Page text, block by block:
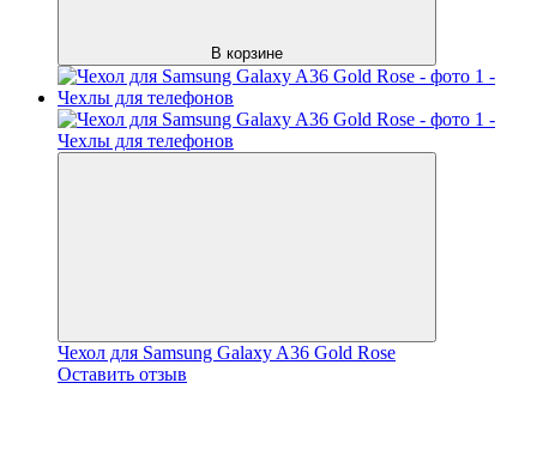
В корзине
Чехол для Samsung Galaxy A36 Gold Rose
Оставить отзыв